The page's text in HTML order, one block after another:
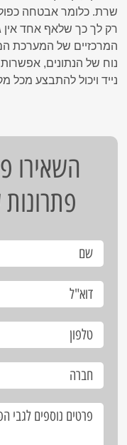
שרת. כלומר אבטחה
רק לך כך שלאף אחד אין
המרכזיים של המערכת
נוח של הנתונים, אפשרות
נייד ויכול להתבצע מכל
השאירו
פתרונות